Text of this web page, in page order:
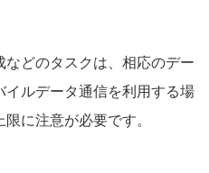
どのタスクは、相応のデー
イルデータ通信を利用する場
に注意が必要です。